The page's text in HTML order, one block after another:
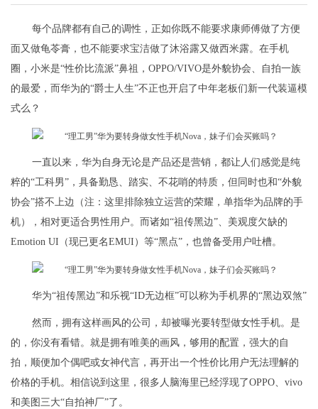
每个品牌都有自己的调性，正如你既不能要求康师傅做了方便
面又做龟苓膏，也不能要求宝洁做了沐浴露又做西米露。在手机
圈，小米是“性价比流派”鼻祖，OPPO/VIVO是外貌协会、自拍一族
的最爱，而华为的“爵士人生”不正也开启了中年老板们新一代装逼模
式么？
一直以来，华为自身无论是产品还是营销，都让人们感觉是纯
粹的“工科男”，具备勤恳、踏实、不花哨的特质，但同时也和“外貌
协会”搭不上边（注：这里排除独立运营的荣耀，单指华为品牌的手
机），相对更适合男性用户。而诸如“祖传黑边”、美观度欠缺的
Emotion UI（现已更名EMUI）等“黑点”，也曾备受用户吐槽。
华为“祖传黑边”和乐视“ID无边框”可以称为手机界的“黑边双煞”
然而，拥有这样画风的公司，却被曝光要转型做女性手机。是
的，你没有看错。就是拥有唯美的画风，够用的配置，强大的自
拍，顺便加个偶吧或女神代言，再开出一个性价比用户无法理解的
价格的手机。相信说到这里，很多人脑海里已经浮现了OPPO、vivo
和美图三大“自拍神厂”了。